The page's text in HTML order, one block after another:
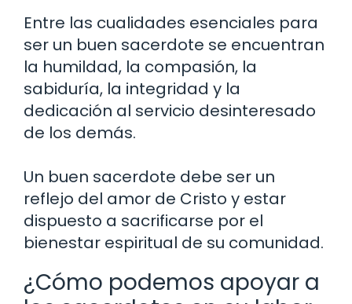
Entre las cualidades esenciales para
ser un buen sacerdote se encuentran
la humildad, la compasión, la
sabiduría, la integridad y la
dedicación al servicio desinteresado
de los demás.
Un buen sacerdote debe ser un
reflejo del amor de Cristo y estar
dispuesto a sacrificarse por el
bienestar espiritual de su comunidad.
¿Cómo podemos apoyar a